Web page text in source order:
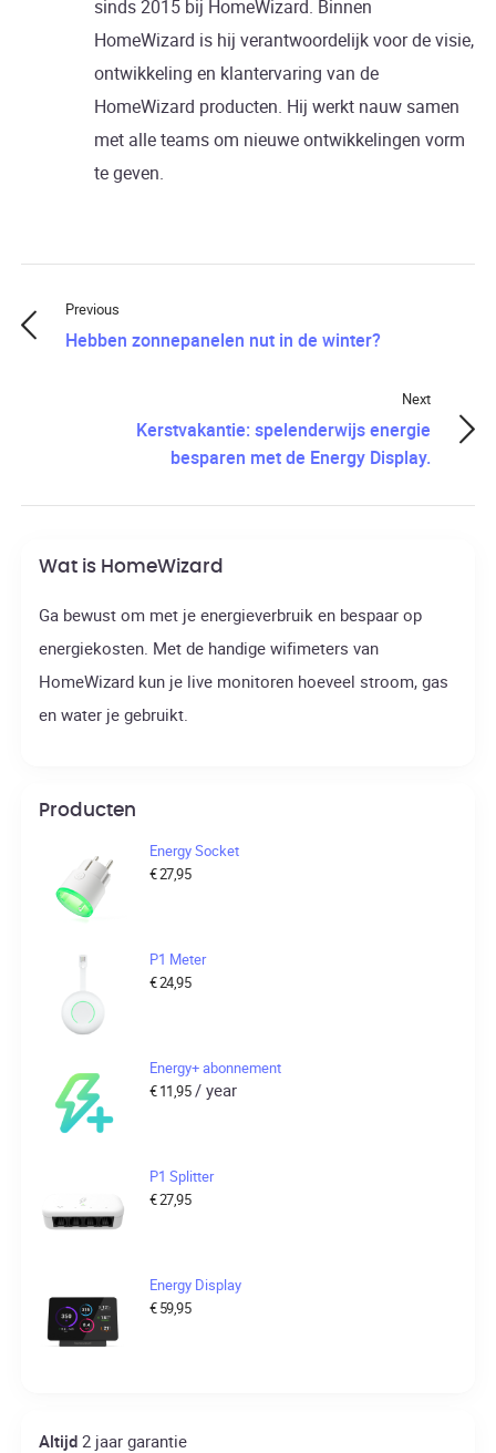
sinds 2015 bij HomeWizard. Binnen
HomeWizard is hij verantwoordelijk voor de visie,
ontwikkeling en klantervaring van de
HomeWizard producten. Hij werkt nauw samen
met alle teams om nieuwe ontwikkelingen vorm
te geven.
Previous
Hebben zonnepanelen nut in de winter?
Next
Kerstvakantie: spelenderwijs energie
besparen met de Energy Display.
Wat is HomeWizard
Ga bewust om met je energieverbruik en bespaar op
energiekosten. Met de handige wifimeters van
HomeWizard kun je live monitoren hoeveel stroom, gas
en water je gebruikt.
Producten
Energy Socket
€27,95
P1 Meter
€24,95
Energy+ abonnement
€11,95 / year
P1 Splitter
€27,95
Energy Display
€59,95
Altijd 2 jaar garantie